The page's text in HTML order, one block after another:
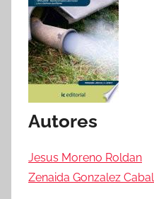
Autores
Jesus Moreno Roldan
Zenaida Gonzalez